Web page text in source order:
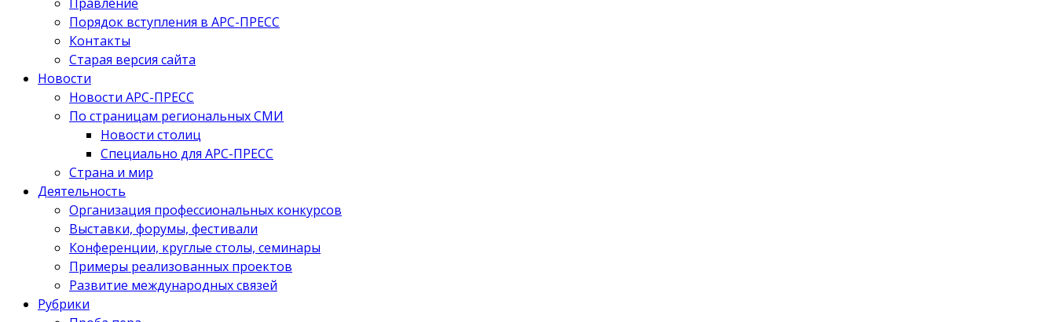
Порядок вступления в АРС-ПРЕСС
Контакты
Старая версия сайта
Новости
Новости АРС-ПРЕСС
По страницам региональных СМИ
Новости столиц
Специально для АРС-ПРЕСС
Страна и мир
Деятельность
Организация профессиональных конкурсов
Выставки, форумы, фестивали
Конференции, круглые столы, семинары
Примеры реализованных проектов
Развитие международных связей
Рубрики